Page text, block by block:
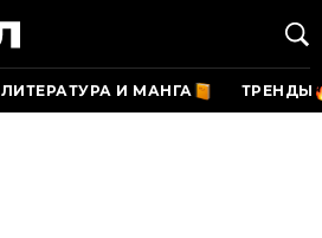
ЛИТЕРАТУРА И МАНГА ТРЕНДЫ